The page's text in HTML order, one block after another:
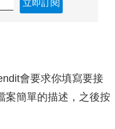
立即訂閱
會要求你填寫要接
案簡單的描述，之後按